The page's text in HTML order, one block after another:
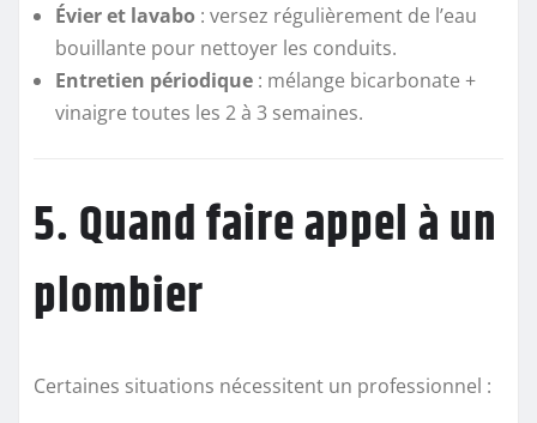
Évier et lavabo : versez régulièrement de l’eau
bouillante pour nettoyer les conduits.
Entretien périodique : mélange bicarbonate +
vinaigre toutes les 2 à 3 semaines.
5. Quand faire appel à un
plombier
Certaines situations nécessitent un professionnel :